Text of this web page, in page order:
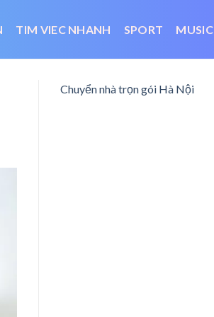
TIM VIEC NHANH SPORT MUSIC
Chuyển nhà trọn gói Hà Nội